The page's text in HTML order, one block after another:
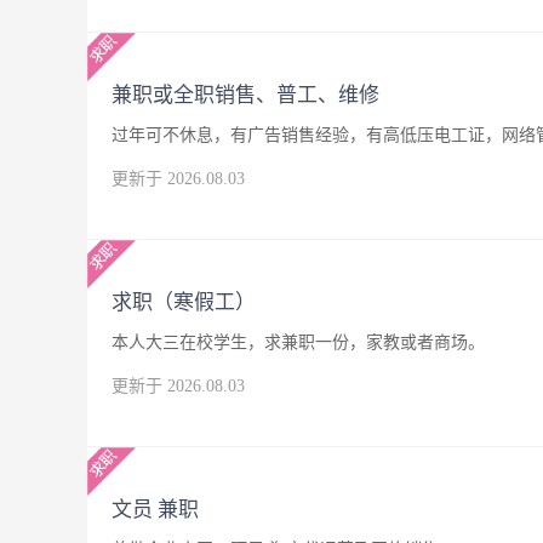
兼职或全职销售、普工、维修
过年可不休息，有广告销售经验，有高低压电工证，网络
更新于 2026.08.03
求职（寒假工）
本人大三在校学生，求兼职一份，家教或者商场。
更新于 2026.08.03
文员 兼职